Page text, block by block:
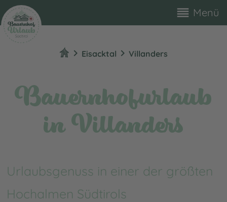
reorder Menü
chevron_right Eisacktal chevron_right Villanders
Bauernhofurlaub
in Villanders
Urlaubsgenuss in einer der größten
Hochalmen Südtirols